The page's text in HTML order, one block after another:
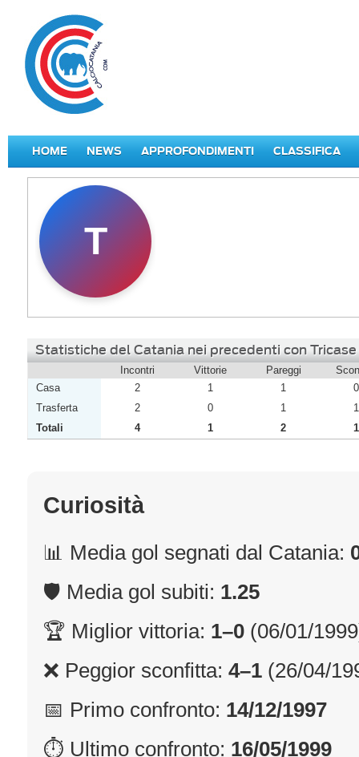
HOME NEWS APPROFONDIMENTI CLASSIFICA
T
Statistiche del Catania nei precedenti con Tricase
Incontri Vittorie Pareggi
Casa
2 1 1
0
Trasferta
2 0 1
1
Totali
4 1 2 1
Curiosità
📊 Media gol segnati dal Catania:
🛡 Media gol subiti: 1.25
🏆 Miglior vittoria: 1–0 (06/01/
❌ Peggior sconfitta: 4–1 (26/04/
📅 Primo confronto: 14/12/1997
⏱ Ultimo confronto: 16/05/1999